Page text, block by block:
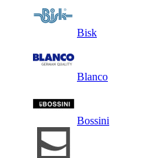
Bisk
Blanco
Bossini